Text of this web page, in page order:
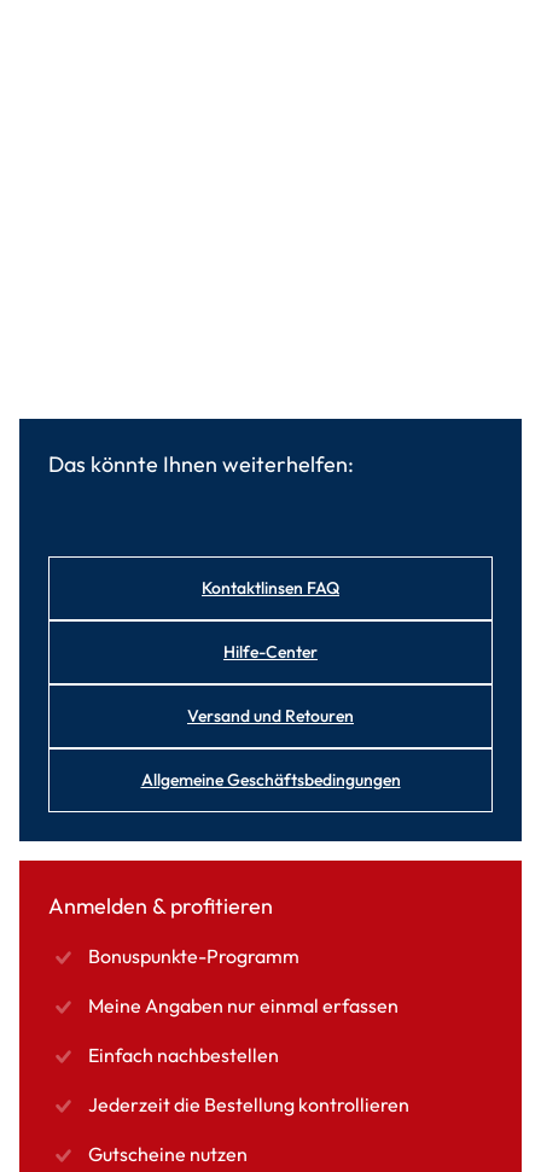
Das könnte Ihnen weiterhelfen:
Kontaktlinsen FAQ
Hilfe-Center
Versand und Retouren
Allgemeine Geschäftsbedingungen
Anmelden & profitieren
Bonuspunkte-Programm
Meine Angaben nur einmal erfassen
Einfach nachbestellen
Jederzeit die Bestellung kontrollieren
Gutscheine nutzen